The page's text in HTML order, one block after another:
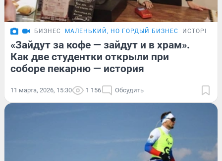
БИЗНЕС МАЛЕНЬКИЙ, НО ГОРДЫЙ БИЗНЕС ИСТОРИИ
«Зайдут за кофе — зайдут и в храм».
Как две студентки открыли при
соборе пекарню — история
11 марта, 2026, 15:30 1 156 Обсудить